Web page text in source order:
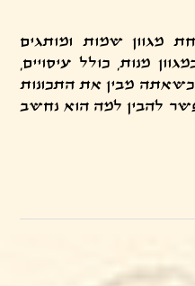
מגוון שמות ומותגים
מנות, כולל עיסויים,
כשאתה מבין את התכונות
להבין למה הוא נחשב